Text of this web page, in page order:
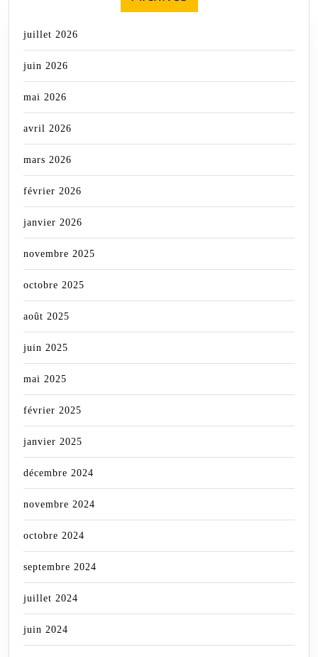
juillet 2026
juin 2026
mai 2026
avril 2026
mars 2026
février 2026
janvier 2026
novembre 2025
octobre 2025
août 2025
juin 2025
mai 2025
février 2025
janvier 2025
décembre 2024
novembre 2024
octobre 2024
septembre 2024
juillet 2024
juin 2024